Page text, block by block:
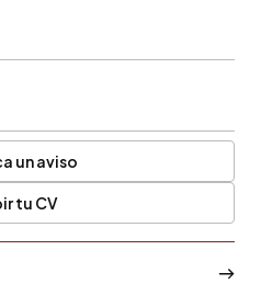
un aviso
tu CV